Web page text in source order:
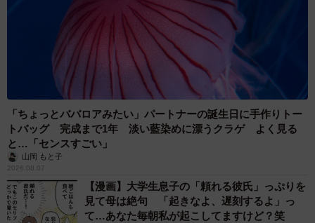
「ちょっとババロアみたい」パートナーの誕生日に手作りトー
トバッグ 完成まで1年 淡い藍染めに漂うクラゲ よく見る
と…「センスすごい」
山岡 もと子
2026.08.07
【漫画】大学生息子の「頼れる彼氏」っぷりを
見て母は絶句 「起きなよ、遅刻するよ」っ
て…あなた毎朝私が起こしてますけど？笑